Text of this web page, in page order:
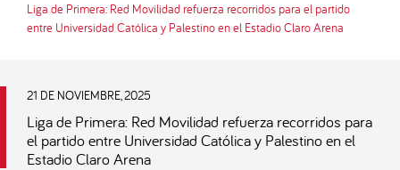
Liga de Primera: Red Movilidad refuerza recorridos para el partido
entre Universidad Católica y Palestino en el Estadio Claro Arena
21 DE NOVIEMBRE, 2025
Liga de Primera: Red Movilidad refuerza recorridos para
el partido entre Universidad Católica y Palestino en el
Estadio Claro Arena